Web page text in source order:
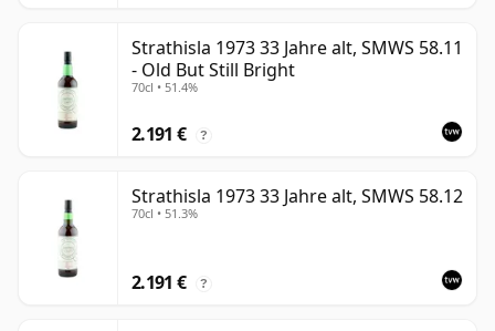
Strathisla 1973 33 Jahre alt, SMWS 58.11
- Old But Still Bright
70cl • 51.4%
2.191 € ?
Strathisla 1973 33 Jahre alt, SMWS 58.12
70cl • 51.3%
2.191 € ?